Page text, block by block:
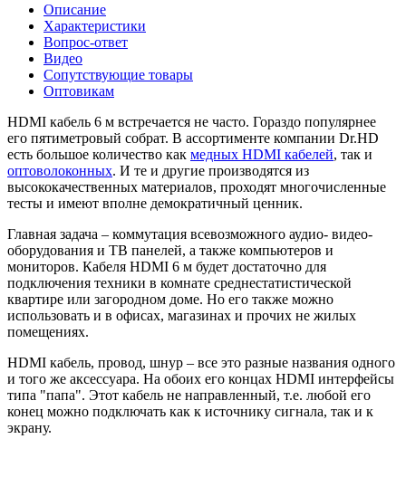
Описание
Характеристики
Вопрос-ответ
Видео
Сопутствующие товары
Оптовикам
HDMI кабель 6 м встречается не часто. Гораздо популярнее
его пятиметровый собрат. В ассортименте компании Dr.HD
есть большое количество как медных HDMI кабелей, так и
оптоволоконных. И те и другие производятся из
высококачественных материалов, проходят многочисленные
тесты и имеют вполне демократичный ценник.
Главная задача – коммутация всевозможного аудио- видео-
оборудования и ТВ панелей, а также компьютеров и
мониторов. Кабеля HDMI 6 м будет достаточно для
подключения техники в комнате среднестатистической
квартире или загородном доме. Но его также можно
использовать и в офисах, магазинах и прочих не жилых
помещениях.
HDMI кабель, провод, шнур – все это разные названия одного
и того же аксессуара. На обоих его концах HDMI интерфейсы
типа "папа". Этот кабель не направленный, т.е. любой его
конец можно подключать как к источнику сигнала, так и к
экрану.